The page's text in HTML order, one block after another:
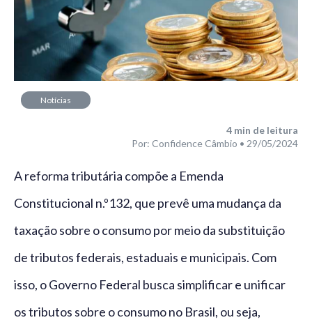
Notícias
4 min de leitura
Por: Confidence Câmbio • 29/05/2024
A reforma tributária compõe a Emenda
Constitucional n.º132, que prevê uma mudança da
taxação sobre o consumo por meio da substituição
de tributos federais, estaduais e municipais. Com
isso, o Governo Federal busca simplificar e unificar
os tributos sobre o consumo no Brasil, ou seja,